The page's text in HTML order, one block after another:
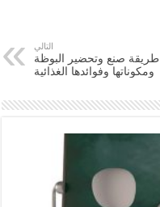
التالي
طريقة صنع وتحضير البوظة
ومكوناتها وفوائدها الغذائية